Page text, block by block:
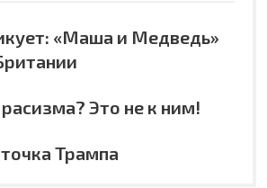
«Маша и Медведь»
Это не к ним!
Трампа